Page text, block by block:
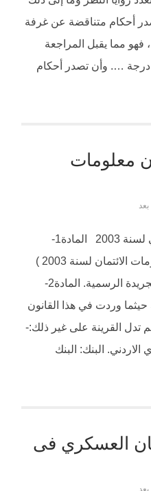
أحكام متناقضة عن غرفة
فهو مما يقبل المراجعة
درجة …. وأن تصدر أحكام
معلومات
بعد
قانون معلومات الإئتمان الأردني لسنة 2003 المادة1-
يسمى هذا القانون ( قانون معلومات الائتمان لسنة 2003 )
ويعمل به من تاريخ نشره في الجريدة الرسمية. المادة2-
حيثما وردت في هذا القانون
تدل القرينة على غير ذلك:-
البنك: البنك
العسكري فى